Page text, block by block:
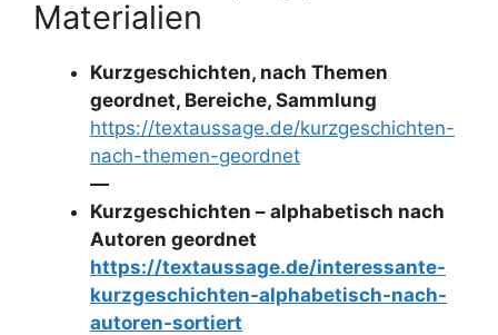
Materialien
Kurzgeschichten, nach Themen
geordnet, Bereiche, Sammlung
https://textaussage.de/kurzgeschichten-
nach-themen-geordnet
—
Kurzgeschichten – alphabetisch nach
Autoren geordnet
https://textaussage.de/interessante-
kurzgeschichten-alphabetisch-nach-
autoren-sortiert